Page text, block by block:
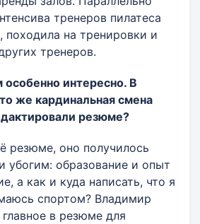
тренеров пилатеса
походила на тренировки и
тренеров.
интересно. В
же кардинальная смена
резюме?
резюме, оно получилось
убогим: образование и опыт
а как и куда написать, что я
спортом? Владимир
в резюме для